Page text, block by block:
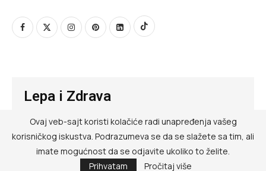
Lepa i Zdrava
@ RED MEDIA GROUP 2026
Kontakt
Ovaj veb-sajt koristi kolačiće radi unapređenja vašeg
korisničkog iskustva. Podrazumeva se da se slažete sa tim, ali
imate mogućnost da se odjavite ukoliko to želite.
Prihvatam
Pročitaj više